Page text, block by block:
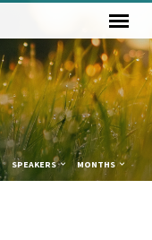
SPEAKERS MONTHS